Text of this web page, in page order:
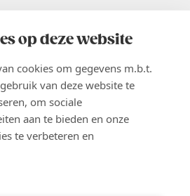
op deze website
cookies om gegevens m.b.t.
van deze website te
om sociale
aan te bieden en onze
te verbeteren en
EN